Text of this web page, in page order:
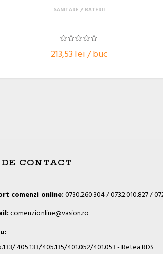
213,53 lei / buc
SANITARE BATERII
CONTACT
comenzi online:0730.260.304 / 0732.010.827 /
comenzionline@vasion.ro
405.133/405.135/401.052/401.053 - Retea RDS